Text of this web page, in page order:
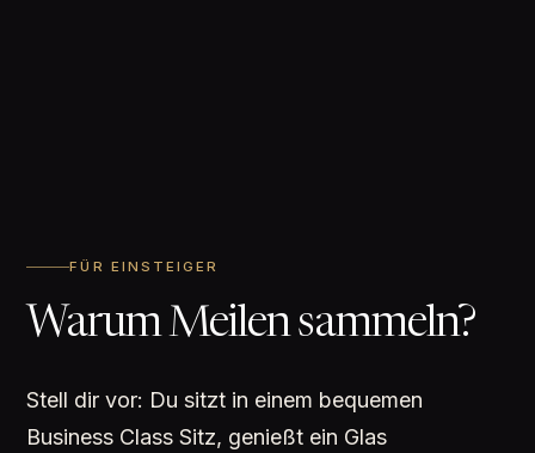
FÜR EINSTEIGER
Warum Meilen sammeln?
Stell dir vor: Du sitzt in einem bequemen
Business Class Sitz, genießt ein Glas